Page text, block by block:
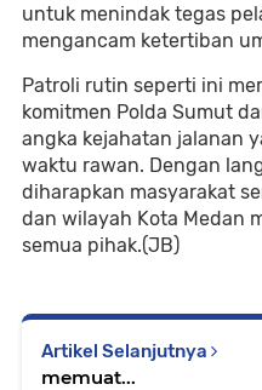
untuk menindak tegas
mengancam ketertiban
Patroli rutin seperti ini
komitmen Polda Sumut
angka kejahatan jalanan
waktu rawan. Dengan
diharapkan masyarakat
dan wilayah Kota Medan
semua pihak.(JB)
Artikel Selanjutnya
memuat...